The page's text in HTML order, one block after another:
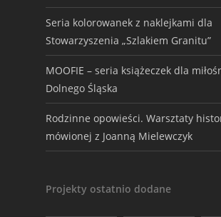
Seria kolorowanek z naklejkami dla
Stowarzyszenia „Szlakiem Granitu”
MOOFIE – seria książeczek dla
Dolnego Śląska
Rodzinne opowieści. Warsztaty
mówionej z Joanną Mielewczyk
Projekty ostatnio dodane